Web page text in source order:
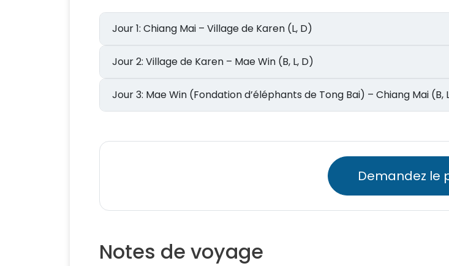
Jour 1: Chiang Mai – Village de Karen (L, D)
Jour 2: Village de Karen – Mae Win (B, L, D)
Jour 3: Mae Win (Fondation d’éléphants de Tong Bai) – Chiang Mai (B,
Demandez le
Notes de voyage